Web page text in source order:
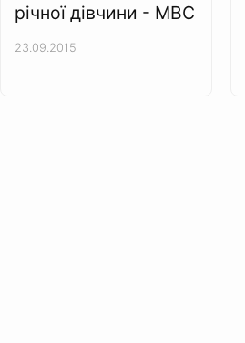
річної дівчини - МВС
23.09.2015